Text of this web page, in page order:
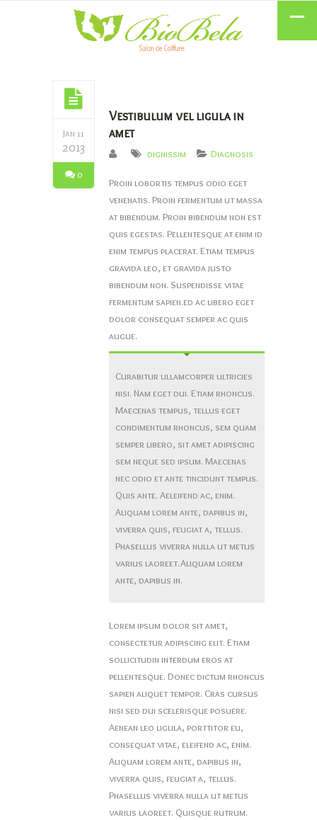
Jan 11
2013
0
Vestibulum vel ligula in
amet
dignissim Diagnosis
Proin lobortis tempus odio eget
venenatis. Proin fermentum ut massa
at bibendum. Proin bibendum non est
quis egestas. Pellentesque at enim id
enim tempus placerat. Etiam tempus
gravida leo, et gravida justo
bibendum non. Suspendisse vitae
fermentum sapien.ed ac libero eget
dolor consequat semper ac quis
augue.
Curabitur ullamcorper ultricies
nisi. Nam eget dui. Etiam rhoncus.
Maecenas tempus, tellus eget
condimentum rhoncus, sem quam
semper libero, sit amet adipiscing
sem neque sed ipsum. Maecenas
nec odio et ante tincidunt tempus.
Quis ante. Aeleifend ac, enim.
Aliquam lorem ante, dapibus in,
viverra quis, feugiat a, tellus.
Phasellus viverra nulla ut metus
varius laoreet.Aliquam lorem
ante, dapibus in.
Lorem ipsum dolor sit amet,
consectetur adipiscing elit. Etiam
sollicitudin interdum eros at
pellentesque. Donec dictum rhoncus
sapien aliquet tempor. Cras cursus
nisi sed dui scelerisque posuere.
Aenean leo ligula, porttitor eu,
consequat vitae, eleifend ac, enim.
Aliquam lorem ante, dapibus in,
viverra quis, feugiat a, tellus.
Phasellus viverra nulla ut metus
varius laoreet. Quisque rutrum.